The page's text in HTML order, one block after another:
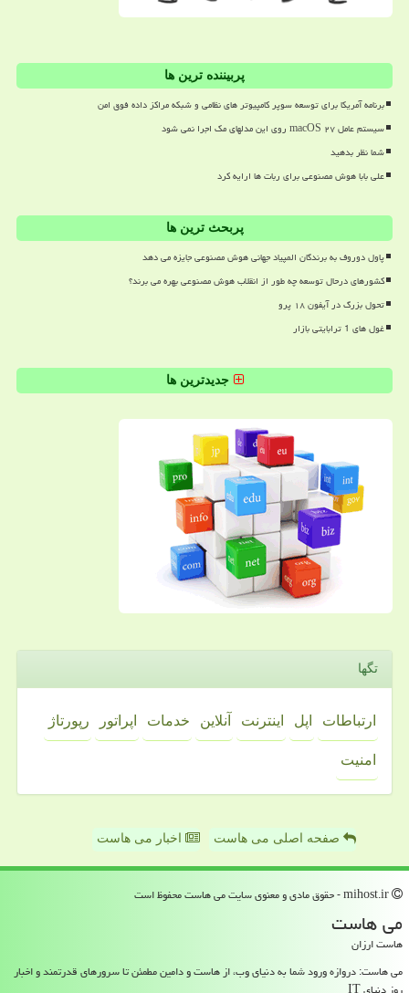
پربیننده ترین ها
برنامه آمریکا برای توسعه سوپر کامپیوتر های نظامی و شبکه مراکز داده فوق امن
سیستم عامل macOS ۲۷ روی این مدلهای مک اجرا نمی شود
شما نظر بدهید
علی بابا هوش مصنوعی برای ربات ها ارایه کرد
پربحث ترین ها
پاول دوروف به برندگان المپیاد جهانی هوش مصنوعی جایزه می دهد
کشورهای درحال توسعه چه طور از انقلاب هوش مصنوعی بهره می برند؟
تحول بزرگ در آیفون ۱۸ پرو
غول های 1 ترابایتی بازار
جدیدترین ها
تگها
ارتباطات اپل اینترنت آنلاین خدمات اپراتور رپورتاژ
امنیت
صفحه اصلی می هاست اخبار می هاست
می هاست
هاست ارزان
می هاست: دروازه ورود شما به دنیای وب، از هاست و دامین مطمئن تا سرورهای قدرتمند و اخبار